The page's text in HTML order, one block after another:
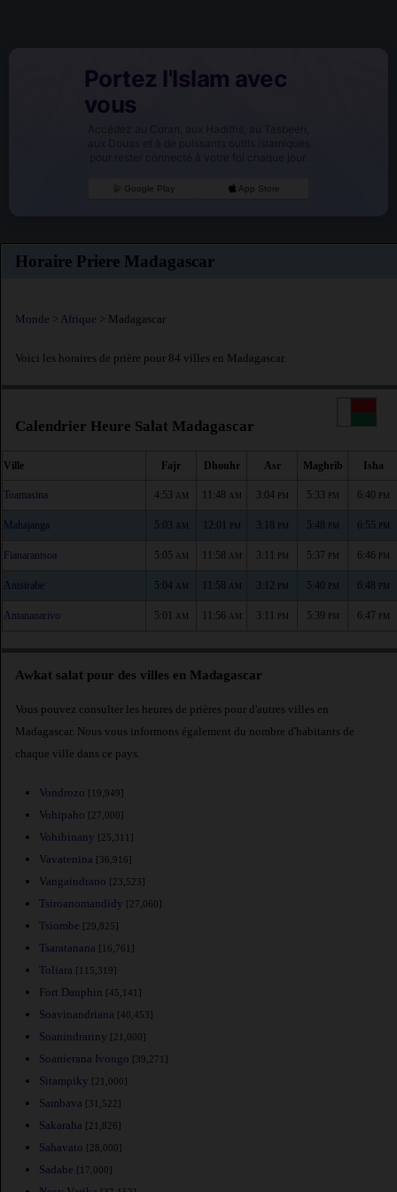
Portez l'Islam avec
vous
Accédez au Coran, aux Hadiths, au Tasbeeh,
aux Douas et à de puissants outils islamiques
pour rester connecté à votre foi chaque jour.
Google Play App Store
Horaire Priere Madagascar
Monde > Afrique > Madagascar
Voici les horaires de prière pour 84 villes en Madagascar.
Calendrier Heure Salat Madagascar
Ville Fajr Dhouhr Asr Maghrib Isha
Toamasina 4:53 AM 11:48 AM 3:04 PM 5:33 PM 6:40 PM
Mahajanga 5:03 AM 12:01 PM 3:18 PM 5:48 PM 6:55 PM
Fianarantsoa 5:05 AM 11:58 AM 3:11 PM 5:37 PM 6:46 PM
Antsirabe 5:04 AM 11:58 AM 3:12 PM 5:40 PM 6:48 PM
Antananarivo 5:01 AM 11:56 AM 3:11 PM 5:39 PM 6:47 PM
Awkat salat pour des villes en Madagascar
Vous pouvez consulter les heures de prières pour d'autres villes en
Madagascar. Nous vous informons également du nombre d'habitants de
chaque ville dans ce pays.
Vondrozo [19,949]
Vohipaho [27,000]
Vohibinany [25,311]
Vavatenina [36,916]
Vangaindrano [23,523]
Tsiroanomandidy [27,060]
Tsiombe [29,825]
Tsaratanana [16,761]
Toliara [115,319]
Fort Dauphin [45,141]
Soavinandriana [40,453]
Soanindrariny [21,000]
Soanierana Ivongo [39,271]
Sitampiky [21,000]
Sambava [31,522]
Sakaraha [21,826]
Sahavato [28,000]
Sadabe [17,000]